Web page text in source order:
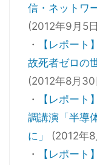
信・ネットワ
(2012年9月5
・
【レポー
故死者ゼロの
(2012年8月30
・
【レポー
調講演「半導
に」
(2012年
・
【レポー